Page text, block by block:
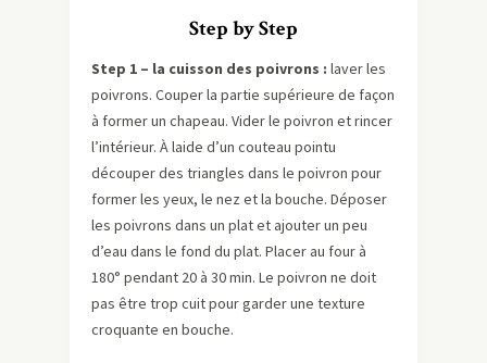
Step by Step
Step 1 – la cuisson des poivrons : laver les
poivrons. Couper la partie supérieure de façon
à former un chapeau. Vider le poivron et rincer
l’intérieur. À laide d’un couteau pointu
découper des triangles dans le poivron pour
former les yeux, le nez et la bouche. Déposer
les poivrons dans un plat et ajouter un peu
d’eau dans le fond du plat. Placer au four à
180° pendant 20 à 30 min. Le poivron ne doit
pas être trop cuit pour garder une texture
croquante en bouche.